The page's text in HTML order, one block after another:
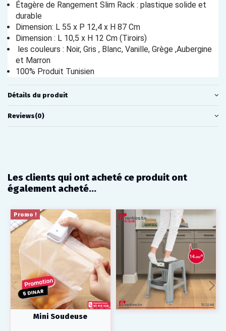
Étagère de Rangement Slim Rack : plastique solide et
durable
Dimension: L 55 x P 12,4 x H 87 Cm
Dimension : L 10,5 x H 12 Cm (Tiroirs)
les couleurs : Noir, Gris , Blanc, Vanille, Grège ,Aubergine
et Marron
100% Produit Tunisien
Détails du produit
Reviews(0)
Les clients qui ont acheté ce produit ont
également acheté...
Promo !
Mini Soudeuse